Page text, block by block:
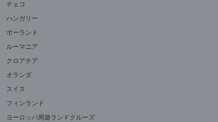
チェコ
ハンガリー
ポーランド
ルーマニア
クロアチア
オランダ
スイス
フィンランド
ヨーロッパ周遊ランドクルーズ